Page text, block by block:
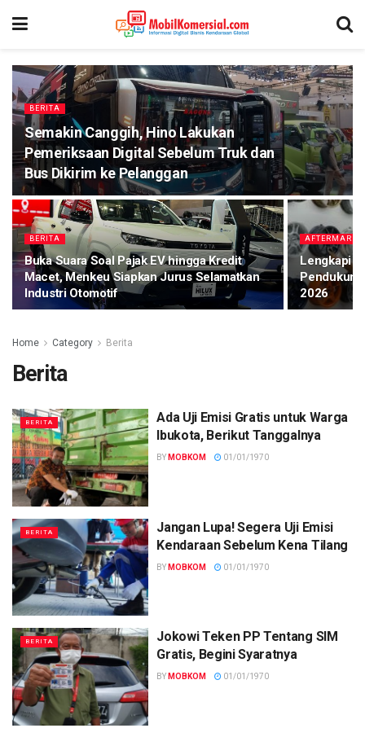
BERITA
Semakin Canggih, Hino Lakukan
Pemeriksaan Digital Sebelum Truk dan
Bus Dikirim ke Pelanggan
BERITA
Buka Suara Soal Pajak EV hingga Kredit
Macet, Menkeu Siapkan Jurus Selamatkan
Industri Otomotif
Lengkapi
2026
Home Category Berita
Berita
BERITA
Ada Uji Emisi Gratis untuk Warga
Ibukota, Berikut Tanggalnya
BY MOBKOM 01/01/1970
BERITA
Jangan Lupa! Segera Uji Emisi
Kendaraan Sebelum Kena Tilang
BY MOBKOM 01/01/1970
BERITA
Jokowi Teken PP Tentang SIM
Gratis, Begini Syaratnya
BY MOBKOM 01/01/1970